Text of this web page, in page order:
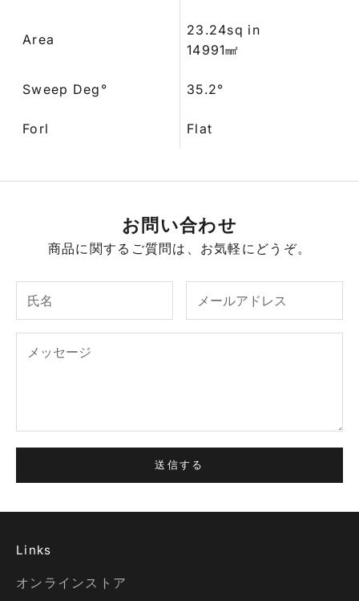
Area
23.24sq in
14991㎟
Sweep Deg° 35.2°
Forl Flat
お問い合わせ
商品に関するご質問は、お気軽にどうぞ。
送信する
Links
オンラインストア